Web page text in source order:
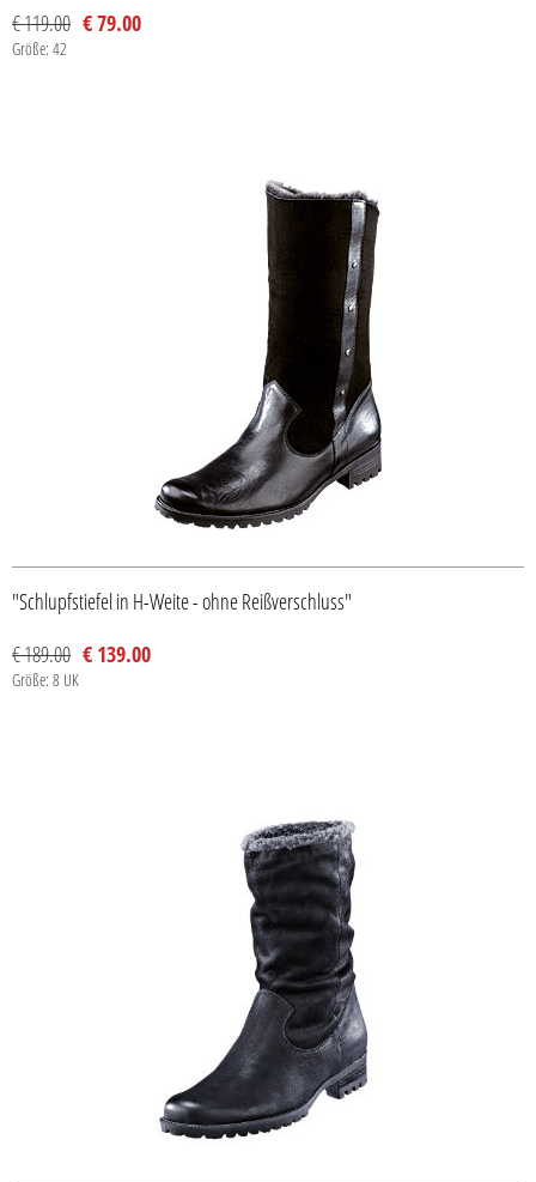
€ 119.00 € 79.00
Größe: 42
"Schlupfstiefel in H-Weite - ohne Reißverschluss"
€ 189.00 € 139.00
Größe: 8 UK